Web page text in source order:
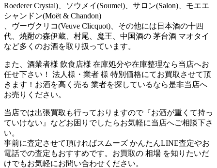
Roederer Crystal)、ソウメイ(Soumei)、サロン(Salon)、モエエ
シャンドン(Moët & Chandon)
、ヴーヴクリコ(Veuve Clicquot)、その他には日本酒の十四
代、焼酎の森伊蔵、村尾、魔王、中国酒の 茅台酒 マオタイ
など多くのお酒を取り扱っています。
また、酒業者様 飲食店様 在庫処分や在庫整理なら当店へお
任せ下さい！ 法人様・業者 様 特別価格にてお買取させて頂
きます！お酒を高く売る 業者を探しているなら是非当店へ
お売りください。
当店では出張買取も行っておりますので『お酒が重くて持っ
ていけない』などお困りでしたらお気軽に当店へご相談下さ
い。
事前に査定させて頂ければスムーズ かんたんLINE査定やお
電話での査定もおすすめです。お買取の 相場 を知りたいだ
けでもお気軽にお問い合わせください。